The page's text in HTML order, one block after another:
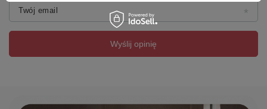
Twój email
Wyślij opinię